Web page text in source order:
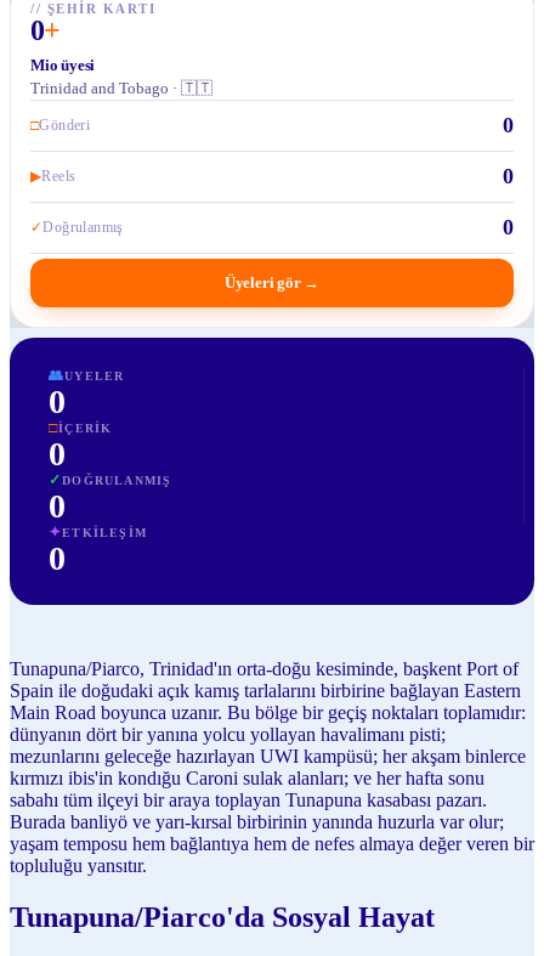
// ŞEHIR KARTI
0+
Mio üyesi
Trinidad and Tobago · 🇹🇹
□Gönderi 0
▶Reels 0
✓Doğrulanmış 0
Üyeleri gör →
👥UYELER
0
□İÇERIK
0
✓DOĞRULANMIŞ
0
✦ETKILEŞIM
0
Tunapuna/Piarco, Trinidad'ın orta-doğu kesiminde, başkent Port of
Spain ile doğudaki açık kamış tarlalarını birbirine bağlayan Eastern
Main Road boyunca uzanır. Bu bölge bir geçiş noktaları toplamıdır:
dünyanın dört bir yanına yolcu yollayan havalimanı pisti;
mezunlarını geleceğe hazırlayan UWI kampüsü; her akşam binlerce
kırmızı ibis'in kondığu Caroni sulak alanları; ve her hafta sonu
sabahı tüm ilçeyi bir araya toplayan Tunapuna kasabası pazarı.
Burada banliyö ve yarı-kırsal birbirinin yanında huzurla var olur;
yaşam temposu hem bağlantıya hem de nefes almaya değer veren bir
topluluğu yansıtır.
Tunapuna/Piarco'da Sosyal Hayat